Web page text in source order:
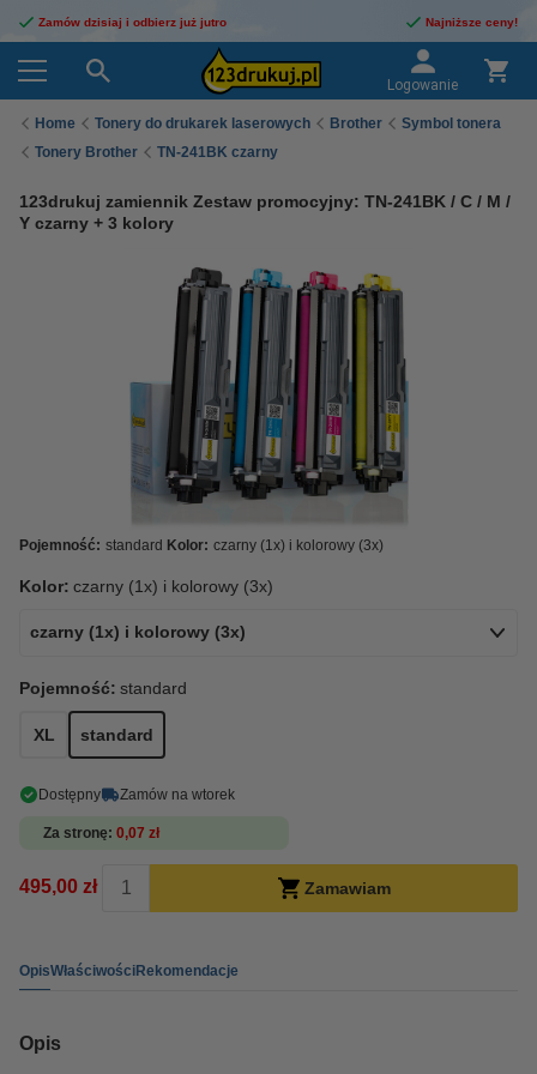
Zamów dzisiaj i odbierz już jutro Najniższe ceny!
Logowanie
Home Tonery do drukarek laserowych Brother
Symbol tonera
Tonery Brother
TN-241BK czarny
123drukuj zamiennik Zestaw promocyjny: TN-241BK / C / M /
Y czarny + 3 kolory
Pojemność: standard Kolor: czarny (1x) i kolorowy (3x)
Kolor: czarny (1x) i kolorowy (3x)
czarny (1x) i kolorowy (3x)
Pojemność: standard
XL standard
Dostępny Zamów na wtorek
Za stronę 0,07 zł
495,00 zł Zamawiam
OpisWłaściwościRekomendacje
Opis